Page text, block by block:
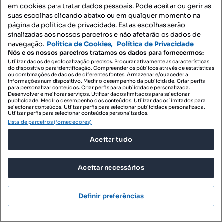
649 000 €8112,50 €/m²
Apartamento com Vista Rio no Alto de Algés
em cookies para tratar dados pessoais. Pode aceitar ou gerir as
suas escolhas clicando abaixo ou em qualquer momento na
página da política de privacidade. Estas escolhas serão
sinalizadas aos nossos parceiros e não afetarão os dados de
navegação. Política de Cookies, Política de Privacidade
Nós e os nossos parceiros tratamos os dados para fornecermos:
Utilizar dados de geolocalização precisos. Procurar ativamente as características
do dispositivo para identificação. Compreender os públicos através de estatísticas
ou combinações de dados de diferentes fontes. Armazenar e/ou aceder a
informações num dispositivo. Medir o desempenho da publicidade. Criar perfis
para personalizar conteúdos. Criar perfis para publicidade personalizada.
Desenvolver e melhorar serviços. Utilizar dados limitados para selecionar
publicidade. Medir o desempenho dos conteúdos. Utilizar dados limitados para
selecionar conteúdos. Utilizar perfis para selecionar publicidade personalizada.
Utilizar perfis para selecionar conteúdos personalizados.
Lista de parceiros (fornecedores)
Aceitar tudo
Aceitar necessários
Definir preferências